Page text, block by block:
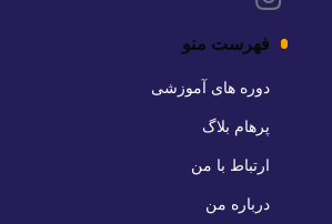
فهرست منو
دوره های آموزشی
پرهام بلاگ
ارتباط با من
درباره من